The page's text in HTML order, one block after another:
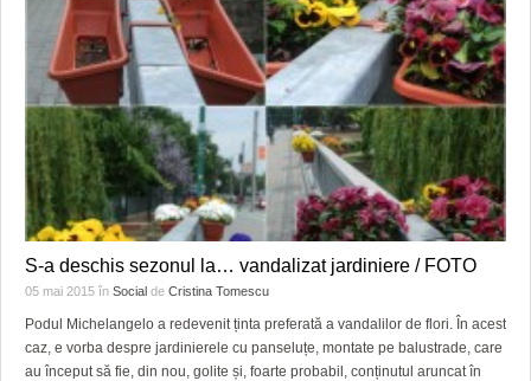
S-a deschis sezonul la… vandalizat jardiniere / FOTO
05 mai 2015 în Social de Cristina Tomescu
Podul Michelangelo a redevenit ținta preferată a vandalilor de flori. În acest
caz, e vorba despre jardinierele cu panseluțe, montate pe balustrade, care
au început să fie, din nou, golite și, foarte probabil, conținutul aruncat în